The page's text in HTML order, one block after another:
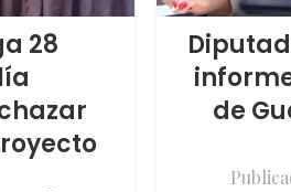
28
de